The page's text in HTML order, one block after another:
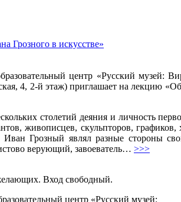
Грозного в искусстве»
центр «Русский музей:
4, 2-й этаж) приглашает на лекцию
столетий деяния и личность
живописцев, скульпторов,
Иван Грозный являл разные стороны
верующий, завоеватель… >>>
Вход свободный.
центр «Русский музей: